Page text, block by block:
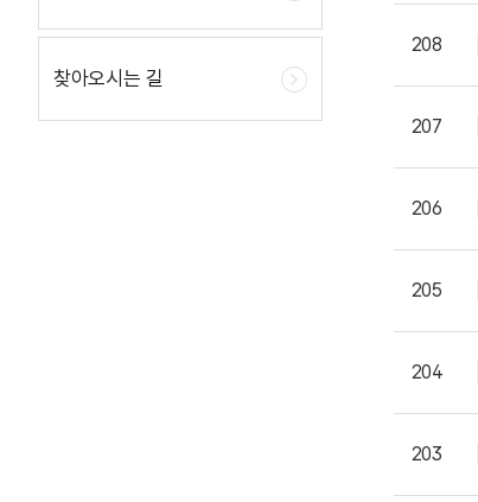
찾아오시는 길
208
207
206
205
204
203